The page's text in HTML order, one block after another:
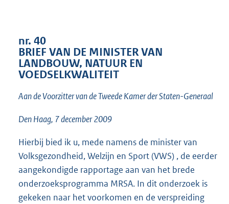
t
t
e
5
nr. 40
BRIEF VAN DE MINISTER VAN
LANDBOUW, NATUUR EN
VOEDSELKWALITEIT
Aan de Voorzitter van de Tweede Kamer der Staten-Generaal
Den Haag, 7 december 2009
Hierbij bied ik u, mede namens de minister van
Volksgezondheid, Welzijn en Sport (VWS) , de eerder
aangekondigde rapportage aan van het brede
onderzoeksprogramma MRSA. In dit onderzoek is
gekeken naar het voorkomen en de verspreiding